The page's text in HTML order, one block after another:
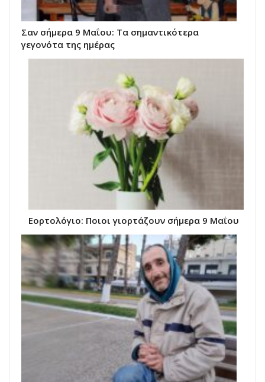
Σαν σήμερα 9 Μαΐου: Τα σημαντικότερα
γεγονότα της ημέρας
Εορτολόγιο: Ποιοι γιορτάζουν σήμερα 9 Μαΐου